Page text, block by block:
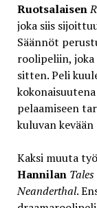
Ruotsalaisen
joka siis
Säännöt
roolipeliin, joka
sitten. Peli
pelaamiseen
kuluvan
Kaksi muuta
Hannilan
Neanderthal.